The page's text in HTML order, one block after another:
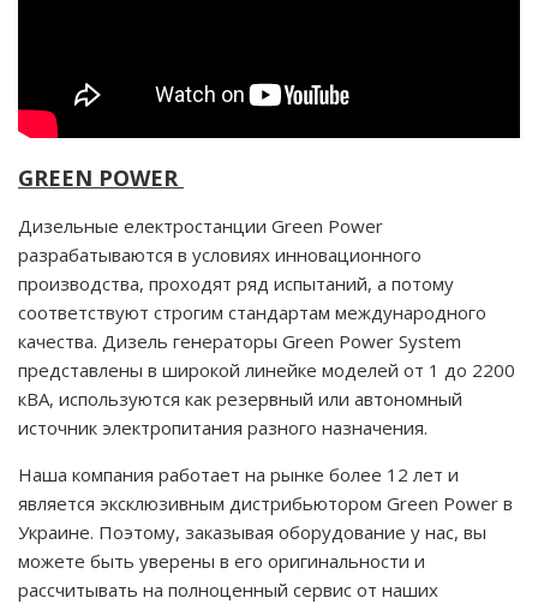
GREEN POWER
Дизельные електростанции Green Power
разрабатываются в условиях инновационного
производства, проходят ряд испытаний, а потому
соответствуют строгим стандартам международного
качества. Дизель генераторы Green Power System
представлены в широкой линейке моделей от 1 до 2200
кВА, используются как резервный или автономный
источник электропитания разного назначения.
Наша компания работает на рынке более 12 лет и
является эксклюзивным дистрибьютором Green Power в
Украине. Поэтому, заказывая оборудование у нас, вы
можете быть уверены в его оригинальности и
рассчитывать на полноценный сервис от наших